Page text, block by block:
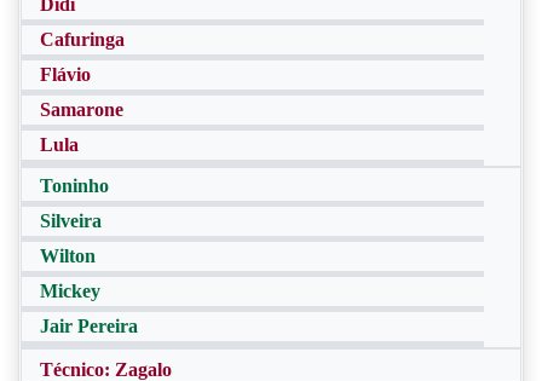
Didi
Cafuringa
Flávio
Samarone
Lula
Toninho
Silveira
Wilton
Mickey
Jair Pereira
Técnico: Zagalo